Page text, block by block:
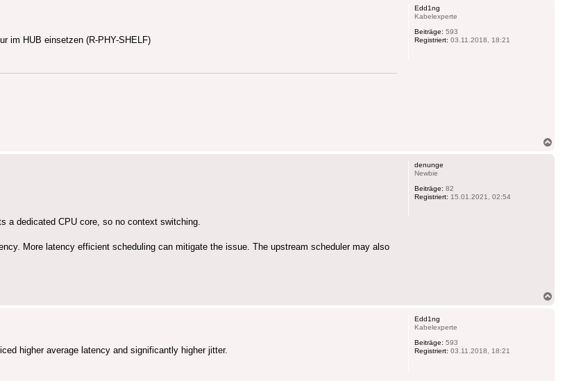
Edd1ng
Kabelexperte
Beiträge: 593
Registriert: 03.11.2018, 18:21
im HUB einsetzen (R-PHY-SHELF)
denunge
Newbie
Beiträge: 82
Registriert: 15.01.2021, 02:54
a dedicated CPU core, so no context switching.
More latency efficient scheduling can mitigate the issue. The upstream scheduler may also
Edd1ng
Kabelexperte
Beiträge: 593
Registriert: 03.11.2018, 18:21
higher average latency and significantly higher jitter.